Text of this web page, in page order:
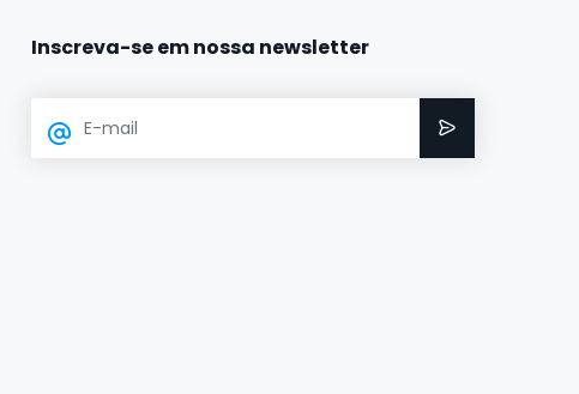
Inscreva-se em nossa newsletter